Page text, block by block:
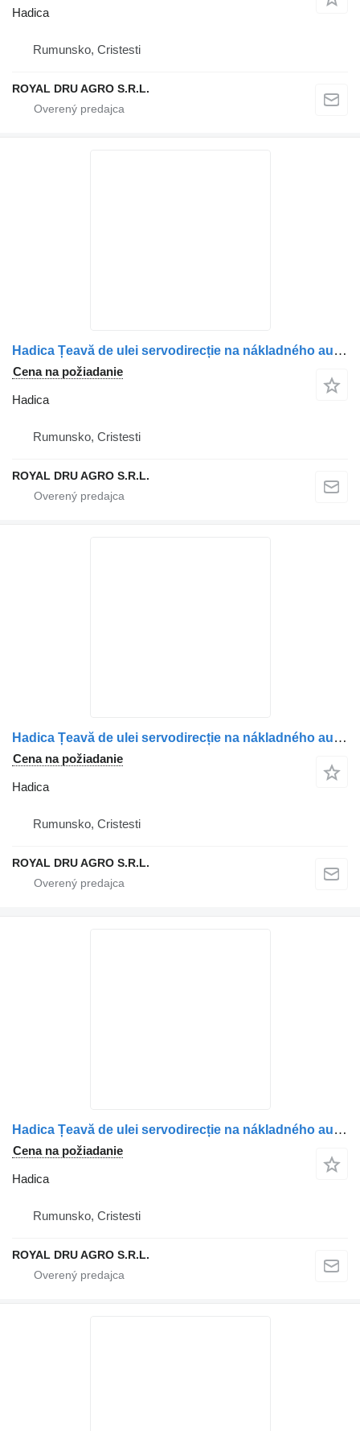
Hadica
Rumunsko, Cristesti
ROYAL DRU AGRO S.R.L.
Hadica Țeavă de ulei servodirecție na nákladného auta MAN cod 81473035842 / 81473035841
Cena na požiadanie
Hadica
Rumunsko, Cristesti
ROYAL DRU AGRO S.R.L.
Hadica Țeavă de ulei servodirecție na nákladného auta MAN 81473045371 81473045372 81473400156 81473400162
Cena na požiadanie
Hadica
Rumunsko, Cristesti
ROYAL DRU AGRO S.R.L.
Hadica Țeavă de ulei servodirecție na nákladného auta MAN – Cod: 06541312011, 06540942142
Cena na požiadanie
Hadica
Rumunsko, Cristesti
ROYAL DRU AGRO S.R.L.